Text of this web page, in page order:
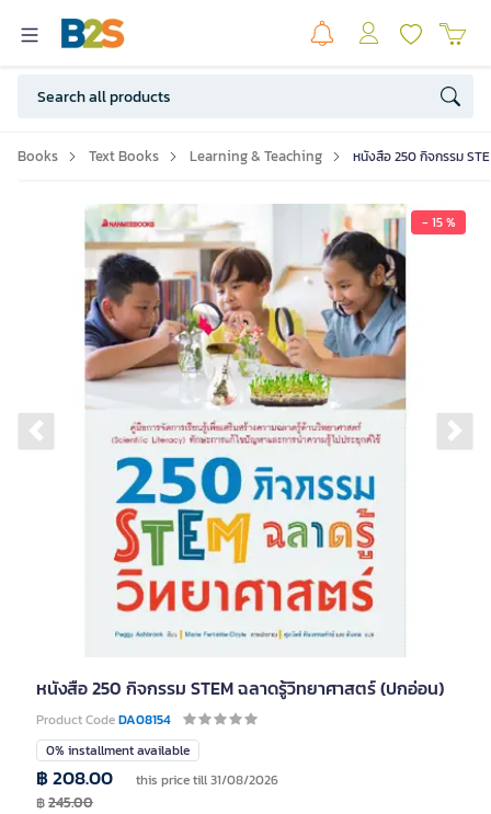
Books Text Books Learning & Teaching หนังสือ 250 กิจกรรม
- 15 %
Previous slide
หนังสือ 250 กิจกรรม STEM ฉลาดรู้วิทยาศาสตร์ (ปกอ่อน)
Product CodeDA08154
0% installment available
฿ 208.00 this price till 31/08/2026
฿245.00